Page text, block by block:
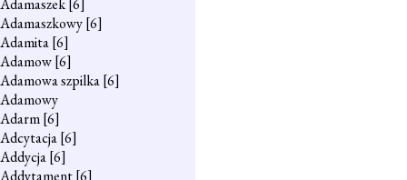
Adamaszek[6]
Adamaszkowy[6]
Adamita[6]
Adamow[6]
Adamowa szpilka[6]
Adamowy
Adarm[6]
Adcytacja[6]
Addycja[6]
Addytament[6]